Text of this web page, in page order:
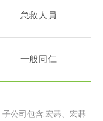
急救人員
一般同仁
公司包含:宏碁、宏碁